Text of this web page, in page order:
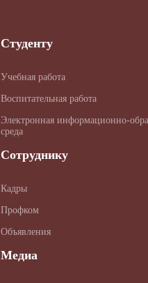
Студенту
Учебная работа
Воспитательная работа
Электронная информационно-
среда
Сотруднику
Кадры
Профком
Объявления
Медиа